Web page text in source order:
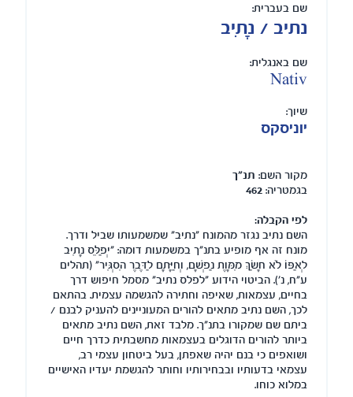
שם בעברית:
נתיב / נָתִיב
שם באנגלית:
Nativ
שיוך:
יוניסקס
מקור השם: תנ"ך
בגמטריה: 462
לפי הקבלה:
השם נתיב נגזר מהמונח "נתיב" שמשמעותו שביל ודרך.
מונח זה אף מופיע בתנ"ך במשמעות דומה: "יְפַלֵּס נָתִיב
לְאַפּוֹ לֹא חָשַׂךְ מִמָּוֶת נַפְשָׁם, וְחַיָּתָם לַדֶּבֶר הִסְגִּיר" (תהלים
ע"ח, נ'). הביטוי הידוע "לפלס נתיב" מסמל חיפוש דרך
בחיים, עצמאות, שאיפה וחתירה להגשמה עצמית. בהתאם
לכך, השם נתיב מתאים להורים המעוניינים להעניק לבנם /
ביתם שם שמקורו בתנ"ך. מלבד זאת, השם נתיב מתאים
ביותר להורים הדוגלים בעצמאות מחשבתית כדרך חיים
ושואפים כי בנם יהיה שאפתן, בעל ביטחון עצמי רב,
עצמאי בדעותיו ובבחירותיו וחותר להגשמת יעדיו האישיים
במלוא כוחו.